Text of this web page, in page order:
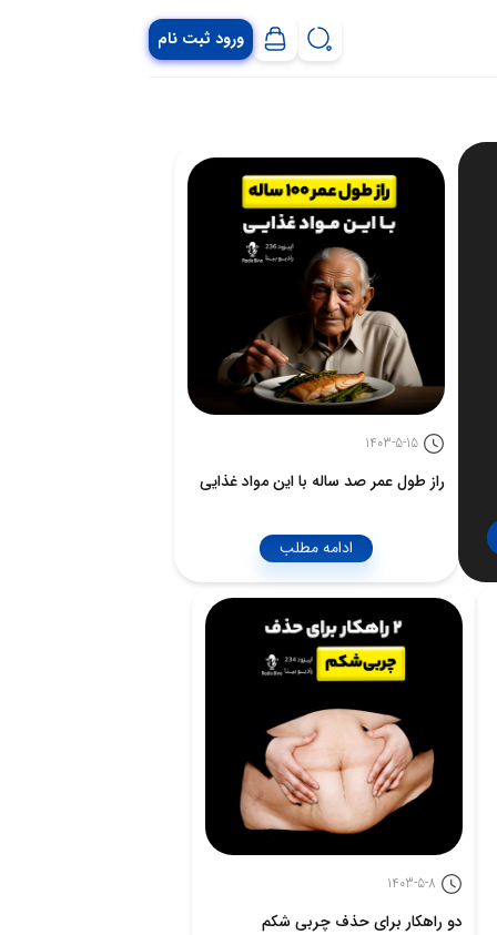
ورود ثبت نام
1403-5-15
راز طول عمر صد ساله با این مواد غذایی
ادامه مطلب
1403-5-8
دو راهکار برای حذف چربی شکم